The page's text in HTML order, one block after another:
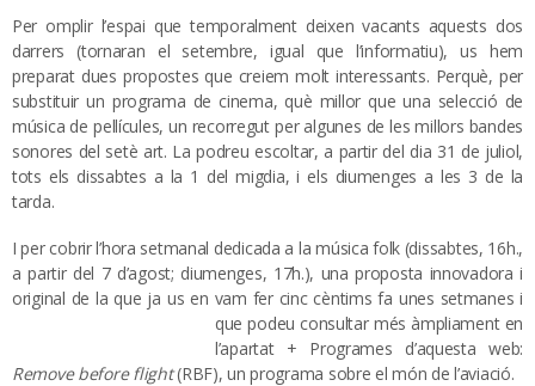
Per omplir l’espai que temporalment deixen vacants aquests dos
darrers (tornaran el setembre, igual que l’informatiu), us hem
preparat dues propostes que creiem molt interessants. Perquè, per
substituir un programa de cinema, què millor que una selecció de
música de pel·lícules, un recorregut per algunes de les millors bandes
sonores del setè art. La podreu escoltar, a partir del dia 31 de juliol,
tots els dissabtes a la 1 del migdia, i els diumenges a les 3 de la
tarda.
I per cobrir l’hora setmanal dedicada a la música folk (dissabtes, 16h.,
a partir del 7 d’agost; diumenges, 17h.), una proposta innovadora i
original de la que ja us en vam fer cinc cèntims fa unes setmanes i
que podeu consultar més àmpliament en
l’apartat + Programes d’aquesta web:
Remove before flight(RBF), un programa sobre el món de l’aviació.